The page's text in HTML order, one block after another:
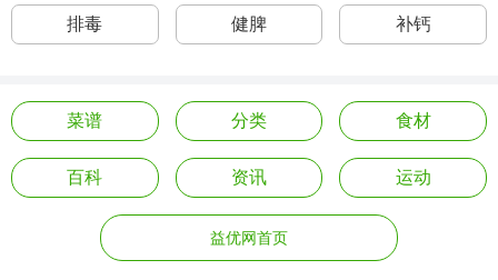
排毒 健脾 补钙
菜谱 分类 食材
百科 资讯 运动
益优网首页